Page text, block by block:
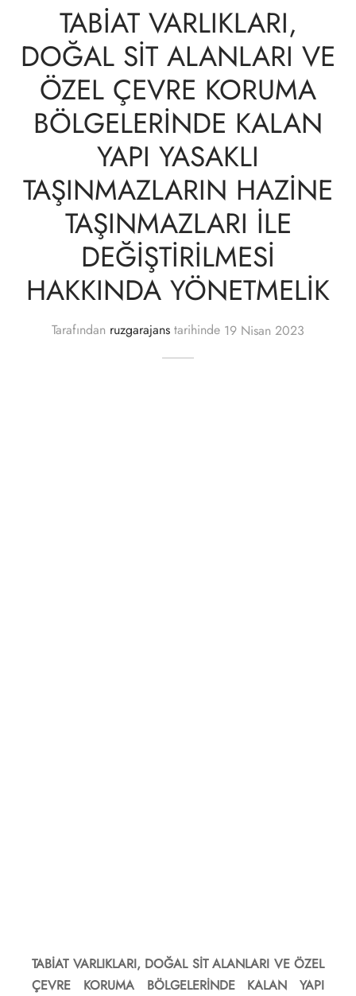
TABİAT VARLIKLARI,
DOĞAL SİT ALANLARI VE
ÖZEL ÇEVRE KORUMA
BÖLGELERİNDE KALAN
YAPI YASAKLI
TAŞINMAZLARIN HAZİNE
TAŞINMAZLARI İLE
DEĞİŞTİRİLMESİ
HAKKINDA YÖNETMELİK
Tarafından ruzgarajans tarihinde 19 Nisan 2023
TABİAT VARLIKLARI, DOĞAL SİT ALANLARI VE ÖZEL
ÇEVRE KORUMA BÖLGELERİNDE KALAN YAPI